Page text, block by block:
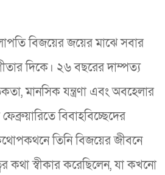
বিজয়ের জয়ের মাঝে সবার
দিকে। ২৬ বছরের দাম্পত্য
মানসিক যন্ত্রণা এবং অবহেলার
বিবাহবিচ্ছেদের
তিনি বিজয়ের জীবনে
কথা স্বীকার করেছিলেন, যা কখনো